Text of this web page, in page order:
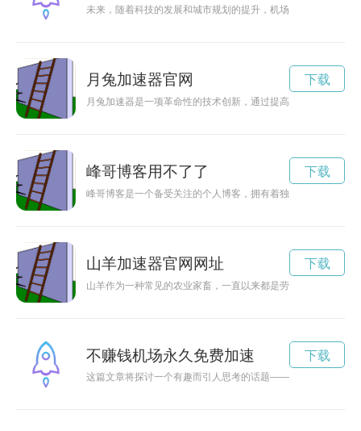
未来，随着科技的发展和城市规划的提升，机场将成为一个更
月兔加速器官网
月兔加速器是一项革命性的技术创新，通过提高太空船在月球
下载
峰哥博客用不了了
峰哥博客是一个备受关注的个人博客，拥有着独特的魅力和吸
下载
山羊加速器官网网址
山羊作为一种常见的农业家畜，一直以来都是劳作的好帮手。
下载
不赚钱机场永久免费加速
这篇文章将探讨一个有趣而引人思考的话题——“不赚钱机场”，
下载